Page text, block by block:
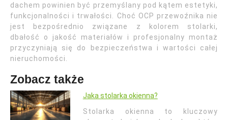
dachem powinien być przemyślany pod kątem estetyki,
funkcjonalności i trwałości. Choć OCP przewoźnika nie
jest bezpośrednio związane z kolorem stolarki,
dbałość o jakość materiałów i profesjonalny montaż
przyczyniają się do bezpieczeństwa i wartości całej
nieruchomości.
Zobacz także
Jaka stolarka okienna?
Stolarka okienna to kluczowy